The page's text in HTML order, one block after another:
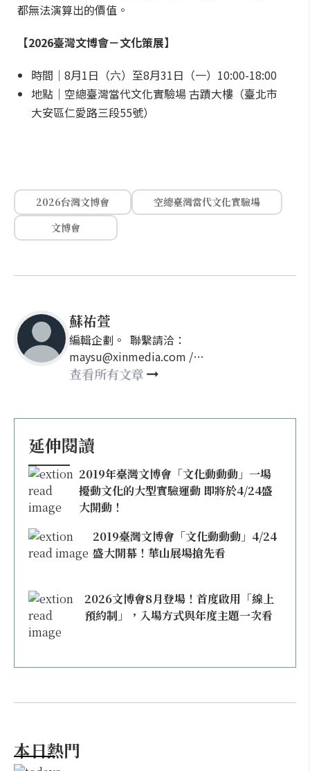
都無法演算出的價值。
【2026臺灣文博會－文化策展】
時間｜8月1日（六）至8月31日（一）10:00-18:00
地點｜空總臺灣當代文化實驗場 古蹟大樓（臺北市
大安區仁愛路三段55號）
2026台灣文博會
空總臺灣當代文化實驗場
文博會
蘇祐萱
編輯企劃。 聯繫請洽：
maysu@xinmedia.com /
may860527@gmail.com
查看所有文章
延伸閱讀
2019年臺灣文博會「文化動動動」一場
擾動文化的大型實驗運動 即將於4/24盛
大開動！
2019臺灣文博會「文化動動動」4/24
盛大開幕！華山展場搶先看
2026文博會8月登場！首度啟用「線上
預約制」，入場方式與年度主題一次看
本日熱門